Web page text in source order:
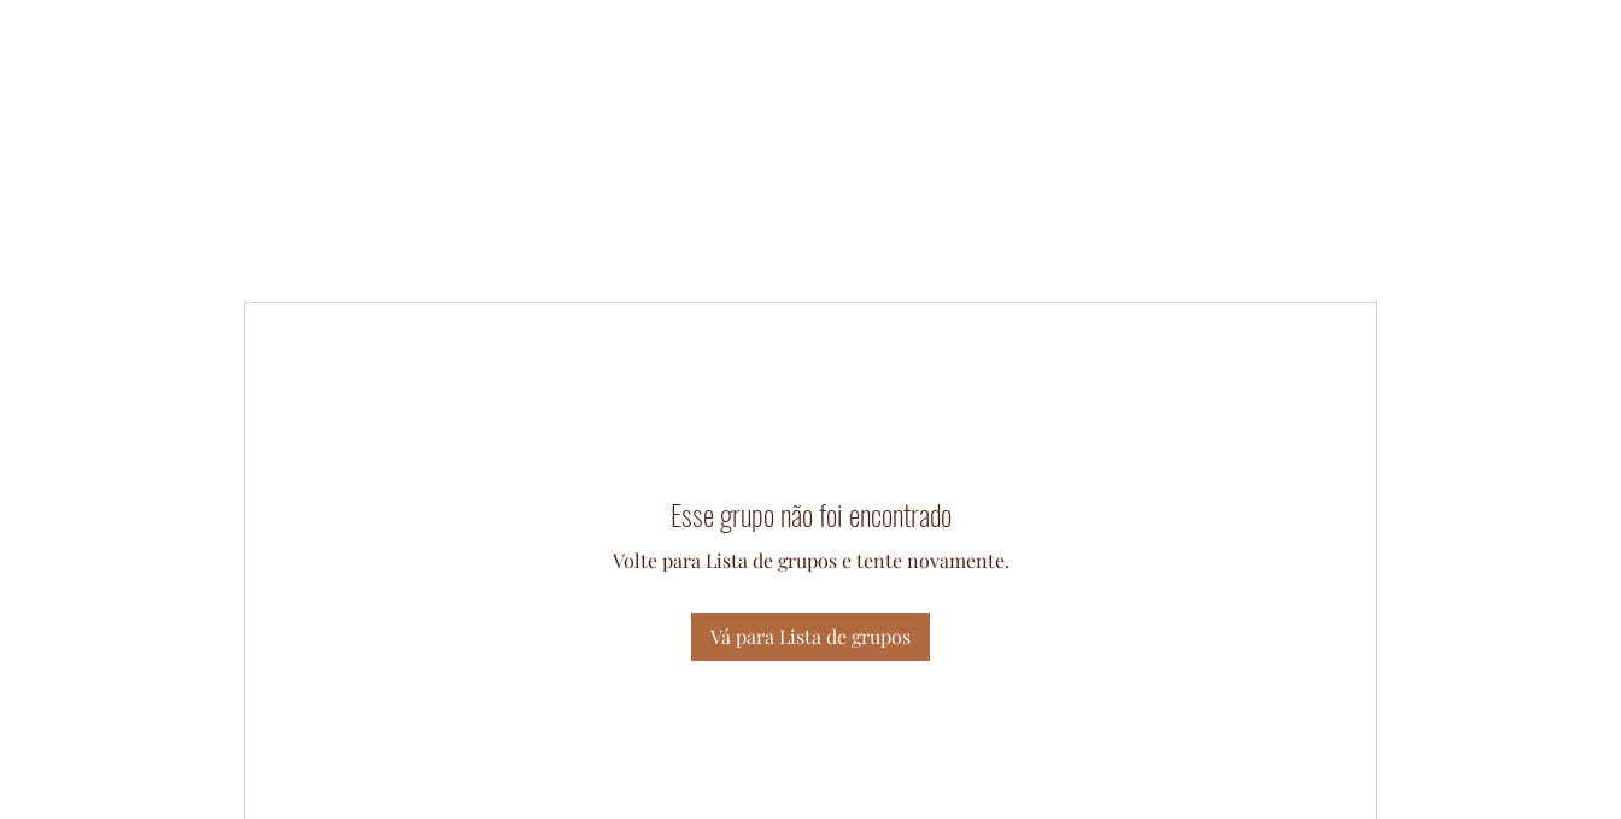
Esse grupo não foi encontrado
Volte para Lista de grupos e tente novamente.
Vá para Lista de grupos